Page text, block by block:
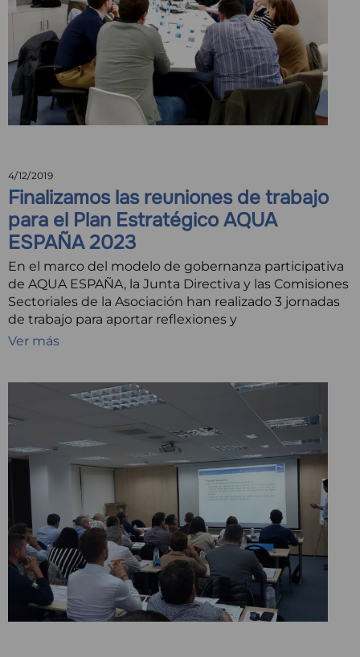
4/12/2019
Finalizamos las reuniones de trabajo
para el Plan Estratégico AQUA
ESPAÑA 2023
En el marco del modelo de gobernanza participativa
de AQUA ESPAÑA, la Junta Directiva y las Comisiones
Sectoriales de la Asociación han realizado 3 jornadas
de trabajo para aportar reflexiones y
Ver más